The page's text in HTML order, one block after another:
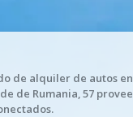
de alquiler de autos
de Rumania, 57